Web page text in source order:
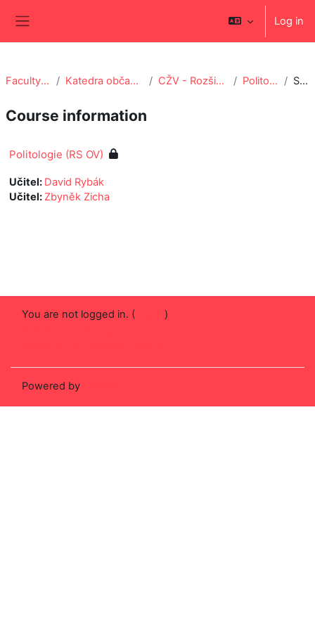
Log in
Faculty of Education Katedra občanské výchovy a filozofie CŽV - Rozšiřující studium OV-ZSV Politologie (RS OV) Summary
Course information
Politologie (RS OV)
Učitel: David Rybák
Učitel: Zbyněk Zicha
You are not logged in. (
)
Powered by